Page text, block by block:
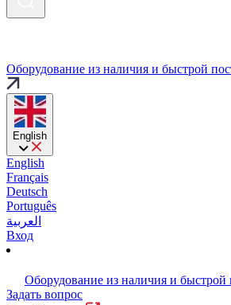
Оборудование из наличия и быстрой
English
English
Français
Deutsch
Português
العربية
Вход
Оборудование из наличия и быстрой
Задать вопрос